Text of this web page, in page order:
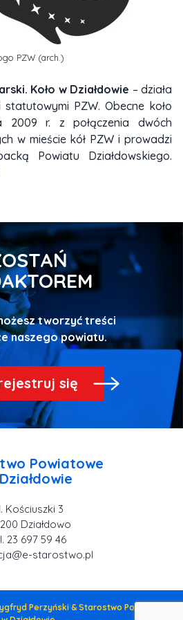
PZW (arch.)
Koło w Działdowie – działa
statutowymi PZW. Obecne koło
2009 r. z połączenia dwóch
w mieście kół PZW i prowadzi
Powiatu Działdowskiego.
tworzyć treści
dotyczące naszego powiatu.
się
Powiatowe
Kościuszki 3
23 697 59 46
starostwo.pl
Perzyński & Starostwo Powiatowe